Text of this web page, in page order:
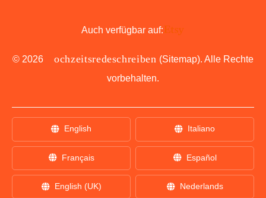
Auch verfügbar auf:
© 2026 Hochzeitsredeschreiben (Sitemap). Alle Rechte
vorbehalten.
English Italiano
Français Español
English (UK) Nederlands